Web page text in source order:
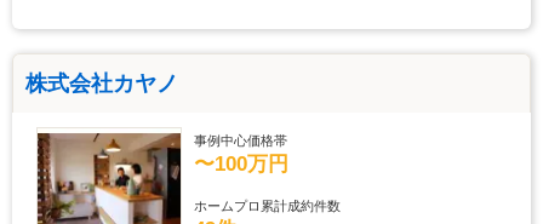
株式会社カヤノ
事例中心価格帯
〜100万円
ホームプロ累計成約件数